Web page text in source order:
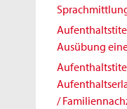
Ausübung
/